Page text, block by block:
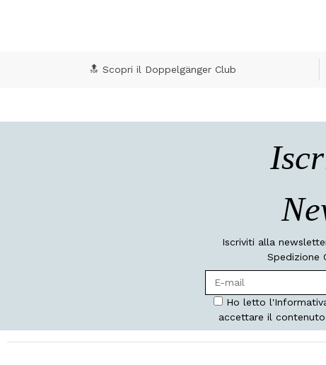
🔝 Scopri il Doppelgänger Club
Iscriviti alla
Spedizione
Ho letto
accettare il